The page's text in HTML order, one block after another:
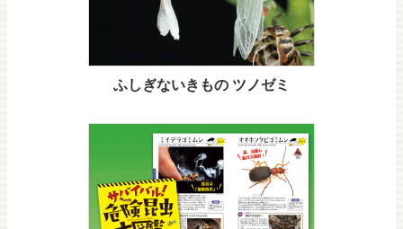
ふしぎないきもの ツノゼミ